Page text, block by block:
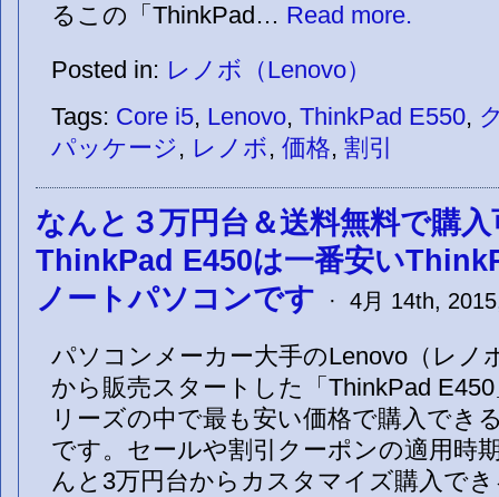
るこの「ThinkPad… Read more.
Posted in: レノボ（Lenovo）
Tags: Core i5, Lenovo, ThinkPad E550,
パッケージ, レノボ, 価格, 割引
なんと３万円台＆送料無料で購入
ThinkPad E450は一番安い
ノートパソコンです
· 4月 14th,
パソコンメーカー大手のLenovo（レノ
から販売スタートした「ThinkPad
リーズの中で最も安い価格で購入でき
です。セールや割引クーポンの適用時
んと3万円台からカスタマイズ購入で